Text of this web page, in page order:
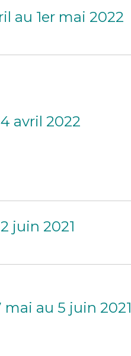
au 1er mai 2022
avril 2022
juin 2021
au 5 juin 2021